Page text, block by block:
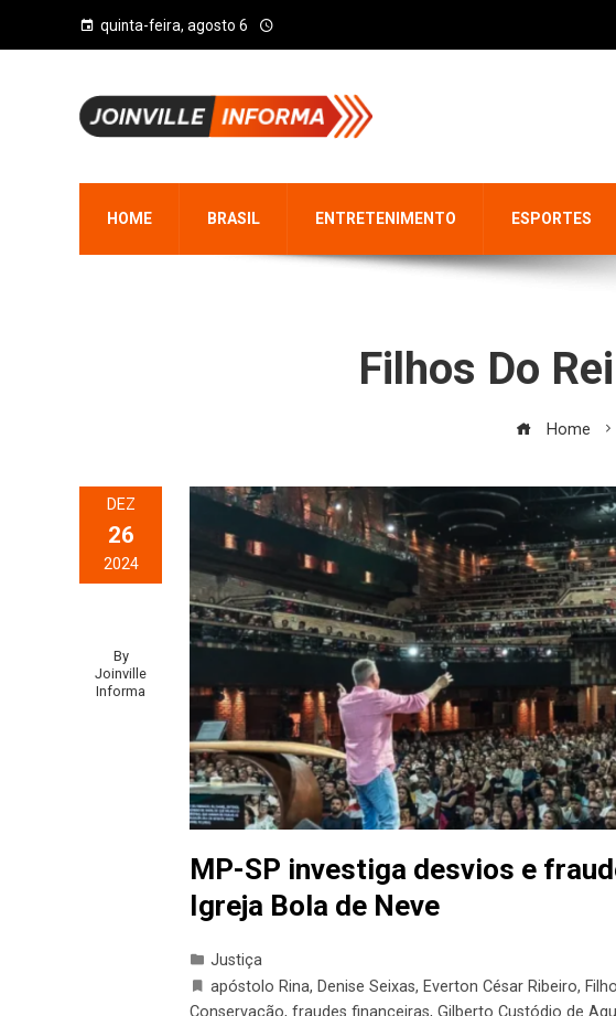
quinta-feira, agosto 6
HOME BRASIL ENTRETENIMENTO ESPORTES
Filhos Do
Home
DEZ
26
2024
By
Joinville
Informa
MP-SP investiga desvios e
Igreja Bola de Neve
Justiça
apóstolo Rina, Denise Seixas, Everton César Ribeiro,
Conservação, fraudes financeiras, Gilberto Custódio de